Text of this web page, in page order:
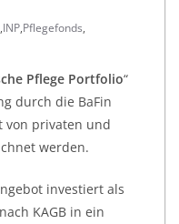
,INP,Pflegefonds,
Pflege Portfolio“
durch die BaFin
von privaten und
werden.
investiert als
nach KAGB in ein